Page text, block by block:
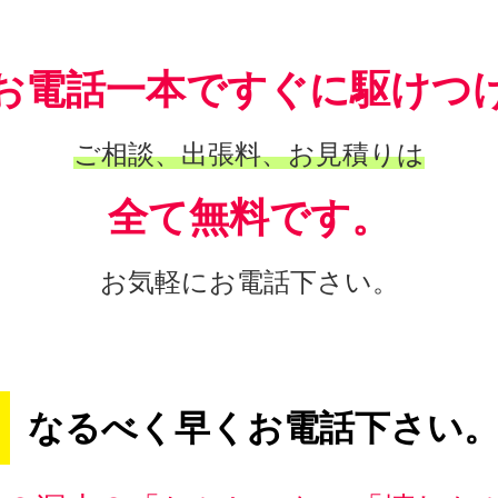
電話一本ですぐに駆けつ
ご相談、出張料、お見積りは
全て無料です。
お気軽にお電話下さい。
なるべく早くお電話下さい。